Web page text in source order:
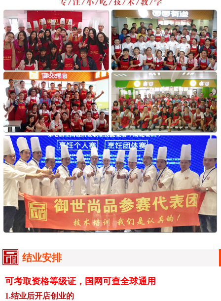
结业安排
可考取资格等级证，国网可查全球通用
1.结业后开店创业的